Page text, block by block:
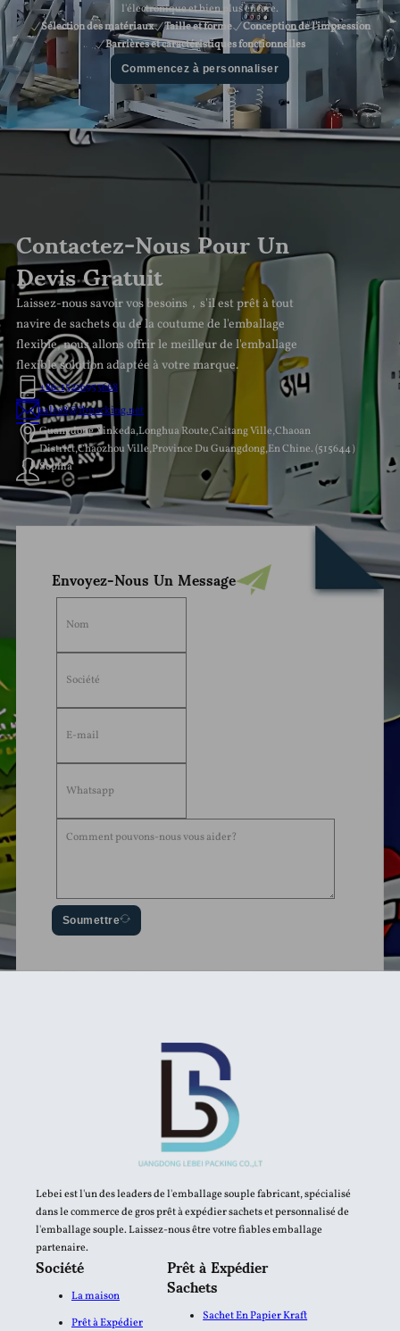
l'électronique et bien plus encore.
Sélection des matériaux
Taille et forme
Conception de l'impression
Barrières et caractéristiques fonctionnelles
Commencez à personnaliser
Contactez-Nous Pour Un
Devis Gratuit
Laissez-nous savoir vos besoins，s'il est prêt à tout
navire de sachets ou de la coutume de l'emballage
flexible, nous allons offrir le meilleur de l'emballage
flexible solution adaptée à votre marque.
+86-15216953668
sales8@lbpacking.net
Guangdong Xinkeda,Longhua Route,Caitang Ville,Chaoan
District,Chaozhou Ville,Province Du Guangdong,En Chine. (515644）
Sophia
Envoyez-Nous Un Message
Soumettre
Lebei est l'un des leaders de l'emballage souple fabricant, spécialisé
dans le commerce de gros prêt à expédier sachets et personnalisé de
l'emballage souple. Laissez-nous être votre fiables emballage
partenaire.
Société
La maison
Prêt à Expédier
Prêt à Expédier
Sachets
Sachet En Papier Kraft